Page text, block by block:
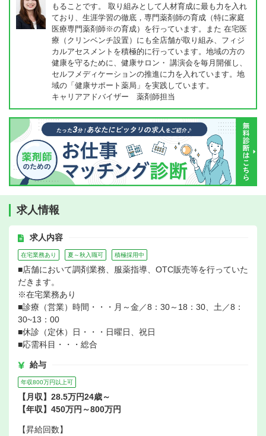
もることです。 取り組みとして人材育成に最も力を入れ
ており、生涯学習の徹底，専門薬剤師の育成（特に家庭
医療専門薬剤師※の育成）を行っています。また 在宅医
療（クリンベンチ設置）にも全店舗が取り組み、フィジ
カルアセスメントを積極的に行っています。地域の方の
健康を守るために、健康サロン・ 講演会を毎月開催し、
セルフメディケーションの推進に力を入れています。地
域の「健康サポート薬局」を実践しています。
キャリアアドバイザー 薬剤師担当
求人情報
求人内容
在宅業務あり 夏～秋入職可 積極採用中
■店舗において調剤業務、服薬指導、OTC販売等を行っていた
だきます。
※在宅業務あり
■診療（営業）時間・・・月～金／8：30～18：30、土／8：
30~13：00
■休診（定休）日・・・日曜日、祝日
■応需科目・・・総合
給与
年収800万円以上可
【月収】28.5万円24歳～
【年収】450万円～800万円
【昇給回数】